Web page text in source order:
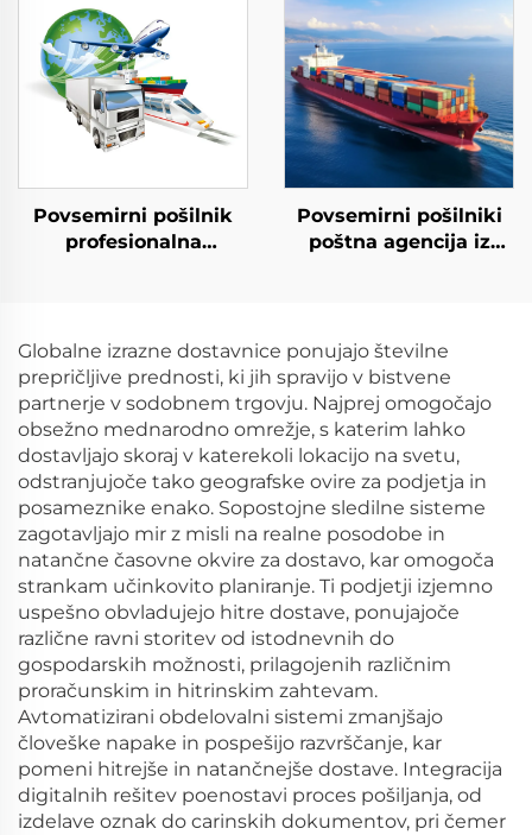
vrata v vrata
pošilnik iz Kitajske v
ZDA
Povsemirni pošilnik
profesionalna
pošiljanje tovora v
Evropo ZDA DDP
Povsemirni pošilniki
poštna agencija iz
poceni tarifami za
pošiljanje stroški
Globalne izrazne dostavnice ponujajo številne
prepričljive prednosti, ki jih spravijo v bistvene
partnerje v sodobnem trgovju. Najprej omogočajo
obsežno mednarodno omrežje, s katerim lahko
dostavljajo skoraj v katerekoli lokacijo na svetu,
odstranjujoče tako geografske ovire za podjetja in
posameznike enako. Sopostojne sledilne sisteme
zagotavljajo mir z misli na realne posodobe in
natančne časovne okvire za dostavo, kar omogoča
strankam učinkovito planiranje. Ti podjetji izjemno
uspešno obvladujejo hitre dostave, ponujajoče
različne ravni storitev od istodnevnih do
gospodarskih možnosti, prilagojenih različnim
proračunskim in hitrinskim zahtevam.
Avtomatizirani obdelovalni sistemi zmanjšajo
človeške napake in pospešijo razvrščanje, kar
pomeni hitrejše in natančnejše dostave. Integracija
digitalnih rešitev poenostavi proces pošiljanja, od
izdelave oznak do carinskih dokumentov, pri čemer